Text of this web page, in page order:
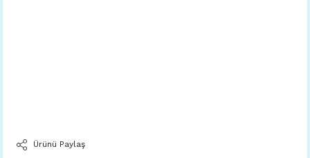
Ürünü Paylaş